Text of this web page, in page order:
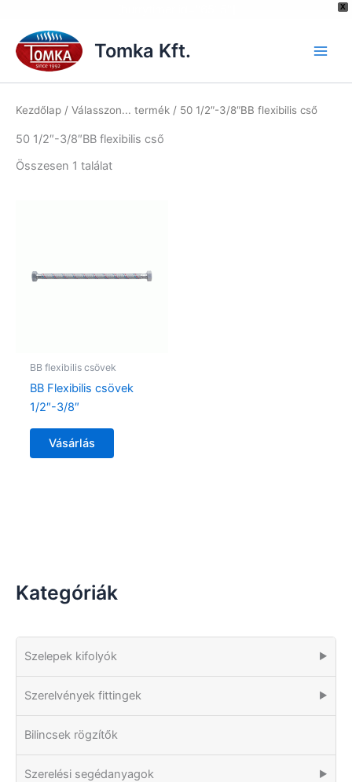
X
content
Tomka Kft.
Kategóriák
Szelepek kifolyók ▶
Szerelvények fittingek ▶
Bilincsek rögzítők
Szerelési segédanyagok ▶
Kezdőlap / Válasszon... termék / 50 1/2″-3/8″BB flexibilis cső
50 1/2″-3/8″BB flexibilis cső
Összesen 1 találat
BB flexibilis csövek
BB Flexibilis csövek
1/2″-3/8″
Vásárlás